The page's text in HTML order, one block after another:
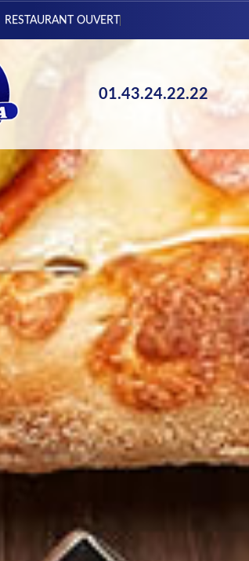
Vous pouvez commander
01.43.24.22.22